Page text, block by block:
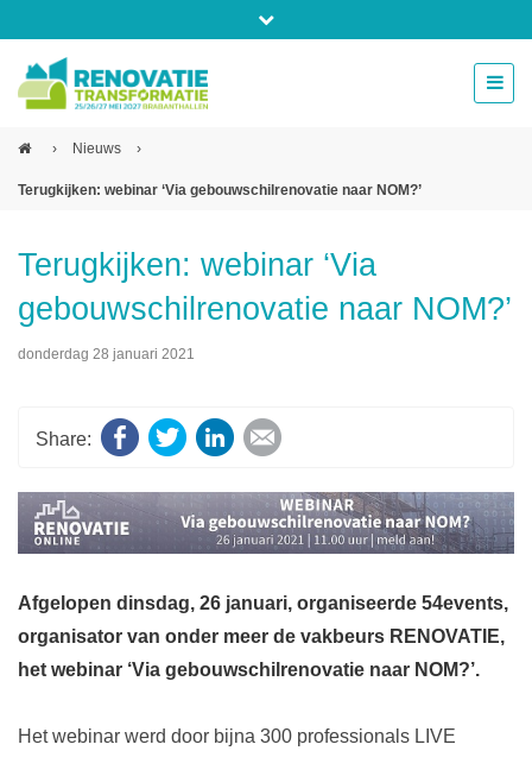
beurs@54events.nl
› Nieuws ›
Terugkijken: webinar ‘Via gebouwschilrenovatie naar NOM?’
Terugkijken: webinar ‘Via
gebouwschilrenovatie naar NOM?’
donderdag 28 januari 2021
Facebook
Twitter LinkedIn
Afgelopen dinsdag, 26 januari, organiseerde 54events,
organisator van onder meer de vakbeurs RENOVATIE,
het webinar ‘Via gebouwschilrenovatie naar NOM?’.
Het webinar werd door bijna 300 professionals LIVE